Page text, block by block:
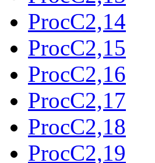
ProcC2,14
ProcC2,15
ProcC2,16
ProcC2,17
ProcC2,18
ProcC2,19